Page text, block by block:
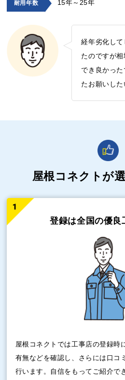
耐用年数 15年～25年
経年劣化し
たのですが
でき良かっ
たお願いした
屋根コネクトが
登録は全国の優良
屋根コネクトでは工事店の登録時
有無などを確認し、さらには口コ
行います。自信をもってご紹介で